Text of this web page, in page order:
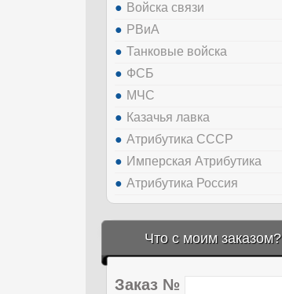
Войска связи
РВиА
Танковые войска
ФСБ
МЧС
Казачья лавка
Атрибутика СССР
Имперская Атрибутика
Атрибутика Россия
Что с моим заказом?
Заказ №